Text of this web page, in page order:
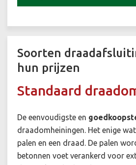
Soorten
hun prijzen
Standaard
De eenvoudigste en
draadomheiningen. Het enige
palen en een draad. De palen
betonnen voet verankerd voor